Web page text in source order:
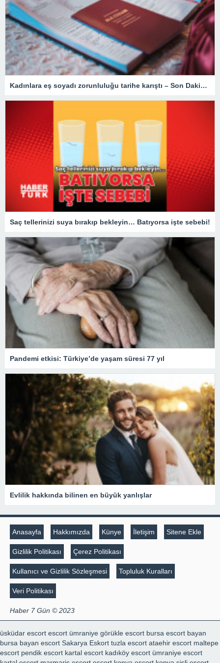
Kadınlara eş soyadı zorunluluğu tarihe karıştı – Son Dakika Türkiye Haberleri
Saç tellerinizi suya bırakıp bekleyin… Batıyorsa işte sebebi!
Pandemi etkisi: Türkiye’de yaşam süresi 77 yıl
Evlilik hakkında bilinen en büyük yanlışlar
Anasayfa Hakkımızda Künye İletişim Sitene Ekle
Gizlilik Politikası Çerez Politikası
Kullanıcı ve Gizlilik Sözleşmesi Topluluk Kuralları
Veri Politikası
Haber 7 Gün © 2023
üsküdar escort escort ümraniye görükle escort bursa escort bayan
bursa bayan escort Sakarya Eskort tuzla escort ataehir escort maltepe
escort pendik escort kartal escort kadıköy escort ümraniye escort